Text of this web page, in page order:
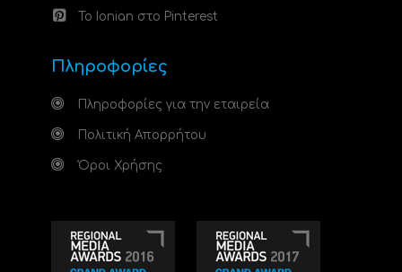
Το Ionian στο Pinterest
Πληροφορίες
Πληροφορίες για την εταιρεία
Πολιτική Απορρήτου
Όροι Χρήσης